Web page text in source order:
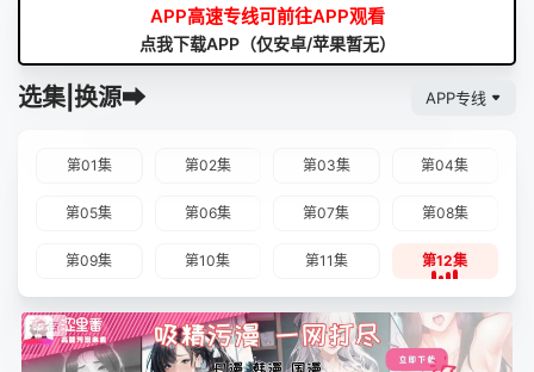
APP高速专线可前往APP观看
点我下载APP（仅安卓/苹果暂无）
选集|换源➡ APP专线
第01集 第02集 第03集 第04集
第05集 第06集 第07集 第08集
第09集 第10集 第11集 第12集